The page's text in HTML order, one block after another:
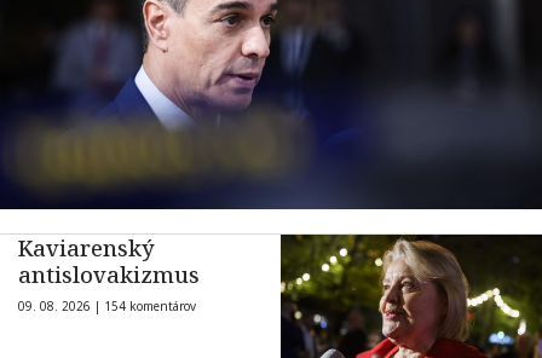
Kaviarenský
antislovakizmus
09. 08. 2026 | 154 komentárov